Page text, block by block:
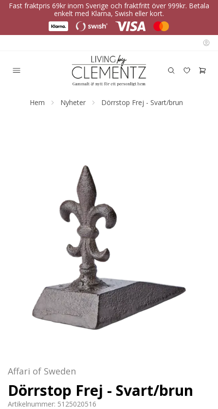
Fast fraktpris 69kr inom Sverige och fraktfritt över 999kr. Betala
enkelt med Klarna, Swish eller kort.
Hem Nyheter Dörrstop Frej - Svart/brun
Affari of Sweden
Dörrstop Frej - Svart/brun
Artikelnummer: 5125020516